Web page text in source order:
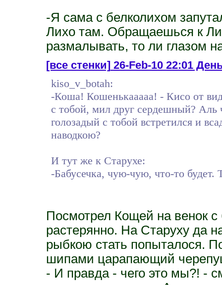
-Я сама с белколихом
Лихо там. Обращаешься к
размалывать, то ли глазом
[все стенки]26-Feb-10 22:01
kiso_v_botah:
-Коша! Кошенькааааа! - Кисо от
с тобой, мил друг сердешный? Аль
голозадый с тобой встретился и
наводкою?
И тут же к Старухе:
-Бабусечка, чую-чую, что-то будет.
Посмотрел Кощей на венок с
растерянно. На Старуху да
рыбкою стать попыталося.
шипами царапающий
- И правда - чего это мы?! -